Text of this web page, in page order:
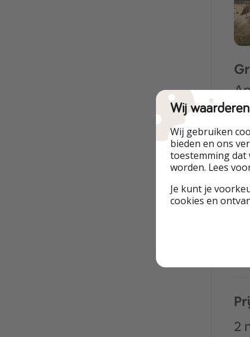
Wij
Wij gebruiken
bieden en ons
toestemming dat
worden. Lees
Je kunt je
cookies en